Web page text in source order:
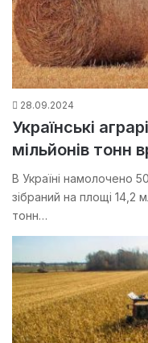
28.09.2024
Українські
мільйонів тонн
В Україні намолочено
зібраний на площі 14,2
тонн…